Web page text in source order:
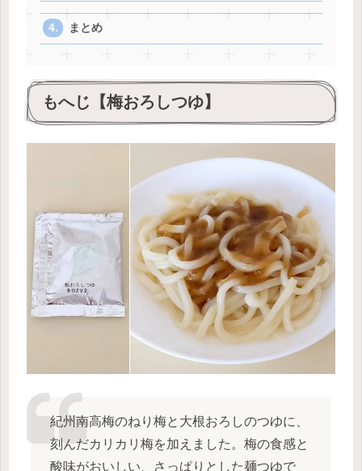
まとめ
もへじ【梅おろしつゆ】
紀州南高梅のねり梅と大根おろしのつゆに、
刻んだカリカリ梅を加えました。梅の食感と
酸味がおいしい、さっぱりとした麺つゆで